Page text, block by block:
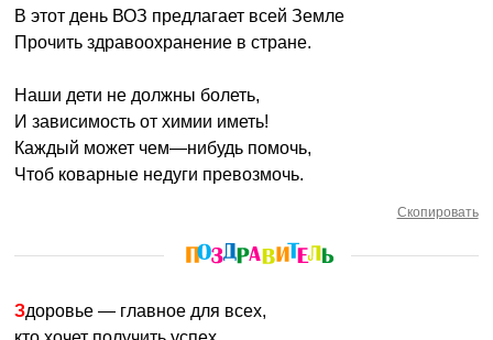
В этот день ВОЗ предлагает всей Земле
Прочить здравоохранение в стране.
Наши дети не должны болеть,
И зависимость от химии иметь!
Каждый может чем—нибудь помочь,
Чтоб коварные недуги превозмочь.
Скопировать
Здоровье — главное для всех,